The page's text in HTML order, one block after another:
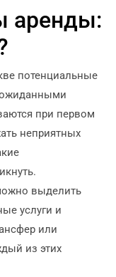
аренды:
потенциальные
при первом
неприятных
выделить
услуги и
или
из этих